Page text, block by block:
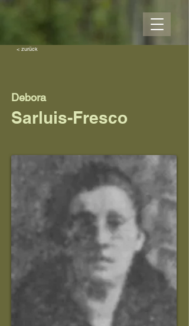
< zurück
Debora
Sarluis-Fresco